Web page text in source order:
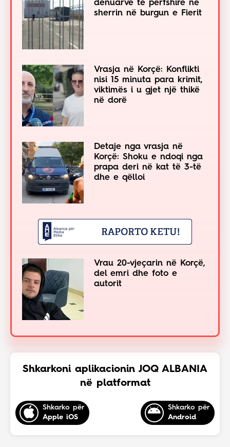
dënuarve të përfshirë në
sherrin në burgun e Fierit
Vrasja në Korçë: Konflikti
nisi 15 minuta para krimit,
viktimës i u gjet një thikë
në dorë
Detaje nga vrasja në
Korçë: Shoku e ndoqi nga
prapa deri në kat të 3-të
dhe e qëlloi
Vrau 20-vjeçarin në Korçë,
del emri dhe foto e
autorit
Shkarkoni aplikacionin JOQ ALBANIA
në platformat
Shkarko për
Apple iOS
Shkarko për
Android